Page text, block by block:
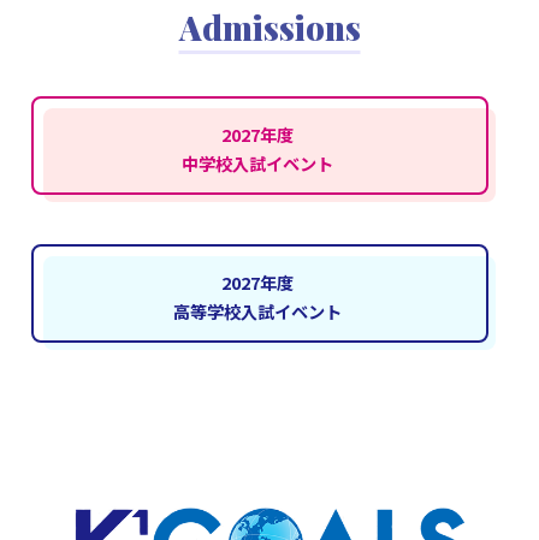
Admissions
2027年度
中学校入試イベント
2027年度
高等学校入試イベント